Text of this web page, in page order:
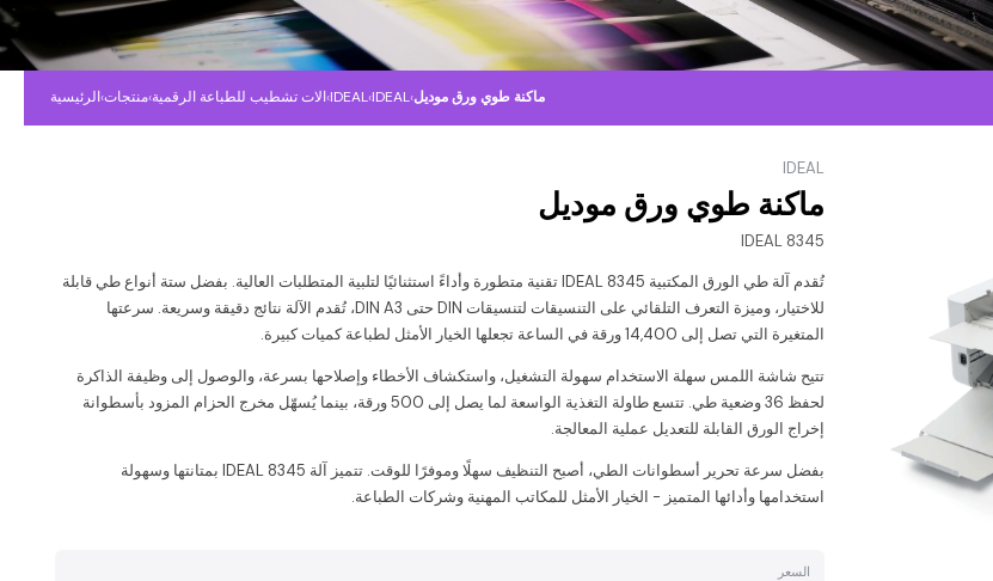
الرئيسية›منتجات›الات تشطيب للطباعة الرقمية›IDEAL›IDEAL›ماكنة طوي ورق موديل
IDEAL
ماكنة طوي ورق موديل
IDEAL 8345
تُقدم آلة طي الورق المكتبية IDEAL 8345 تقنية متطورة وأداءً استثنائيًا لتلبية المتطلبات العالية. بفضل ستة أنواع طي قابلة
للاختيار، وميزة التعرف التلقائي على التنسيقات لتنسيقات DIN حتى DIN A3، تُقدم الآلة نتائج دقيقة وسريعة. سرعتها
المتغيرة التي تصل إلى 14,400 ورقة في الساعة تجعلها الخيار الأمثل لطباعة كميات كبيرة.
تتيح شاشة اللمس سهلة الاستخدام سهولة التشغيل، واستكشاف الأخطاء وإصلاحها بسرعة، والوصول إلى وظيفة الذاكرة
لحفظ 36 وضعية طي. تتسع طاولة التغذية الواسعة لما يصل إلى 500 ورقة، بينما يُسهّل مخرج الحزام المزود بأسطوانة
إخراج الورق القابلة للتعديل عملية المعالجة.
بفضل سرعة تحرير أسطوانات الطي، أصبح التنظيف سهلًا وموفرًا للوقت. تتميز آلة IDEAL 8345 بمتانتها وسهولة
استخدامها وأدائها المتميز - الخيار الأمثل للمكاتب المهنية وشركات الطباعة.
السعر